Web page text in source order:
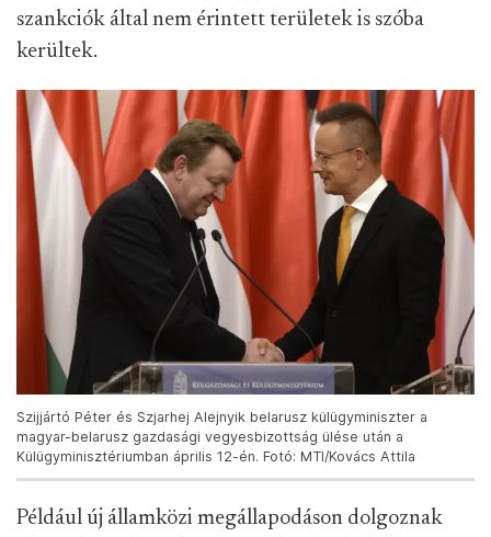
szankciók által nem érintett területek is szóba
kerültek.
Szijjártó Péter és Szjarhej Alejnyik belarusz külügyminiszter a
magyar-belarusz gazdasági vegyesbizottság ülése után a
Külügyminisztériumban április 12-én. Fotó: MTI/Kovács Attila
Például új államközi megállapodáson dolgoznak